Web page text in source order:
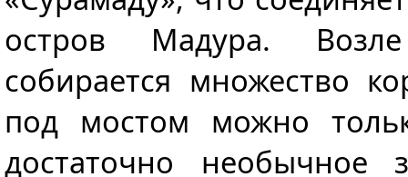
остров Мадура.
собирается множество
под мостом можно
достаточно необычное